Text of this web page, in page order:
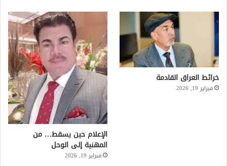
خرائط العراق القادمة
فبراير 19, 2026
الإعلام حين يسقط… من
المهنية إلى الوحل
فبراير 19, 2026